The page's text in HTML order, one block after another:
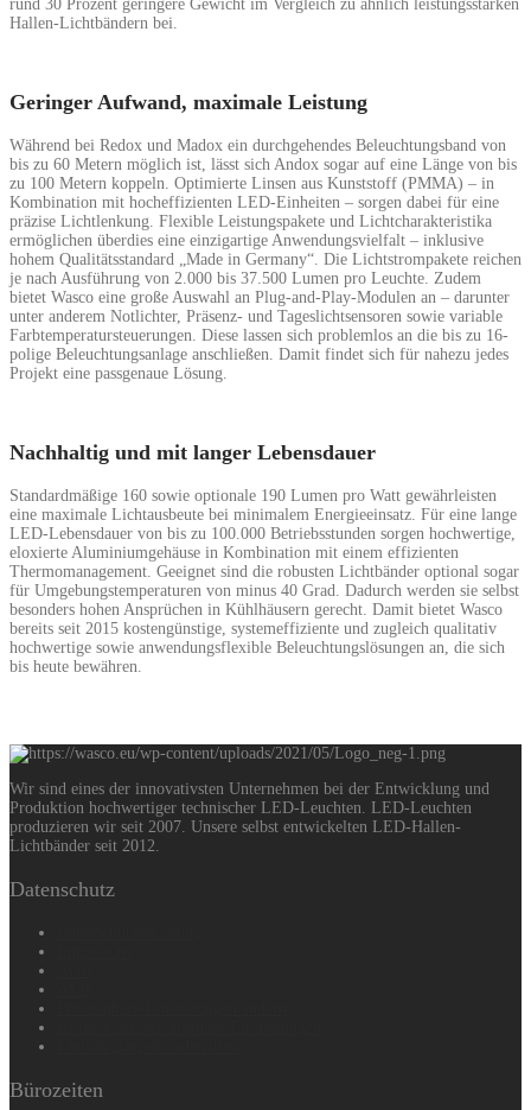
rund 30 Prozent geringere Gewicht im Vergleich zu ähnlich leistungsstarken
Hallen-Lichtbändern bei.
Geringer Aufwand, maximale Leistung
Während bei Redox und Madox ein durchgehendes Beleuchtungsband von
bis zu 60 Metern möglich ist, lässt sich Andox sogar auf eine Länge von bis
zu 100 Metern koppeln. Optimierte Linsen aus Kunststoff (PMMA) – in
Kombination mit hocheffizienten LED-Einheiten – sorgen dabei für eine
präzise Lichtlenkung. Flexible Leistungspakete und Lichtcharakteristika
ermöglichen überdies eine einzigartige Anwendungsvielfalt – inklusive
hohem Qualitätsstandard „Made in Germany“. Die Lichtstrompakete reichen
je nach Ausführung von 2.000 bis 37.500 Lumen pro Leuchte. Zudem
bietet Wasco eine große Auswahl an Plug-and-Play-Modulen an – darunter
unter anderem Notlichter, Präsenz- und Tageslichtsensoren sowie variable
Farbtemperatursteuerungen. Diese lassen sich problemlos an die bis zu 16-
polige Beleuchtungsanlage anschließen. Damit findet sich für nahezu jedes
Projekt eine passgenaue Lösung.
Nachhaltig und mit langer Lebensdauer
Standardmäßige 160 sowie optionale 190 Lumen pro Watt gewährleisten
eine maximale Lichtausbeute bei minimalem Energieeinsatz. Für eine lange
LED-Lebensdauer von bis zu 100.000 Betriebsstunden sorgen hochwertige,
eloxierte Aluminiumgehäuse in Kombination mit einem effizienten
Thermomanagement. Geeignet sind die robusten Lichtbänder optional sogar
für Umgebungstemperaturen von minus 40 Grad. Dadurch werden sie selbst
besonders hohen Ansprüchen in Kühlhäusern gerecht. Damit bietet Wasco
bereits seit 2015 kostengünstige, systemeffiziente und zugleich qualitativ
hochwertige sowie anwendungsflexible Beleuchtungslösungen an, die sich
bis heute bewähren.
Wir sind eines der innovativsten Unternehmen bei der Entwicklung und
Produktion hochwertiger technischer LED-Leuchten. LED-Leuchten
produzieren wir seit 2007. Unsere selbst entwickelten LED-Hallen-
Lichtbänder seit 2012.
Datenschutz
Bürozeiten